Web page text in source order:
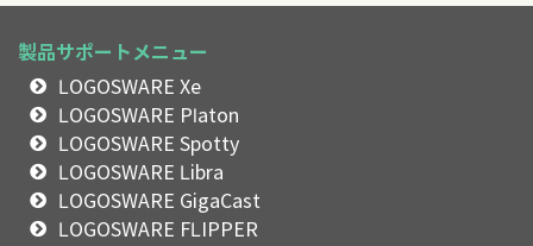
製品サポートメニュー
LOGOSWARE Xe
LOGOSWARE Platon
LOGOSWARE Spotty
LOGOSWARE Libra
LOGOSWARE GigaCast
LOGOSWARE FLIPPER